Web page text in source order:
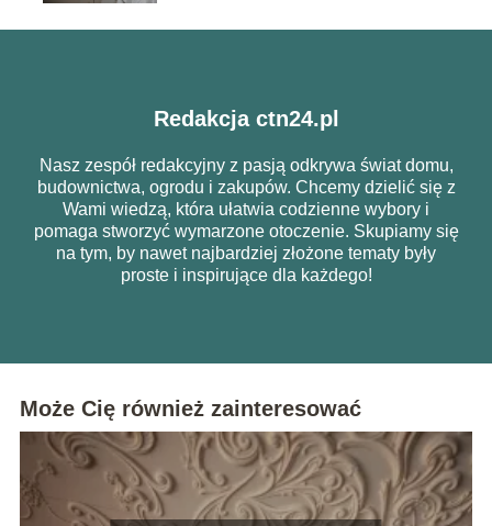
Redakcja ctn24.pl
Nasz zespół redakcyjny z pasją odkrywa świat domu,
budownictwa, ogrodu i zakupów. Chcemy dzielić się z
Wami wiedzą, która ułatwia codzienne wybory i
pomaga stworzyć wymarzone otoczenie. Skupiamy się
na tym, by nawet najbardziej złożone tematy były
proste i inspirujące dla każdego!
Może Cię również zainteresować